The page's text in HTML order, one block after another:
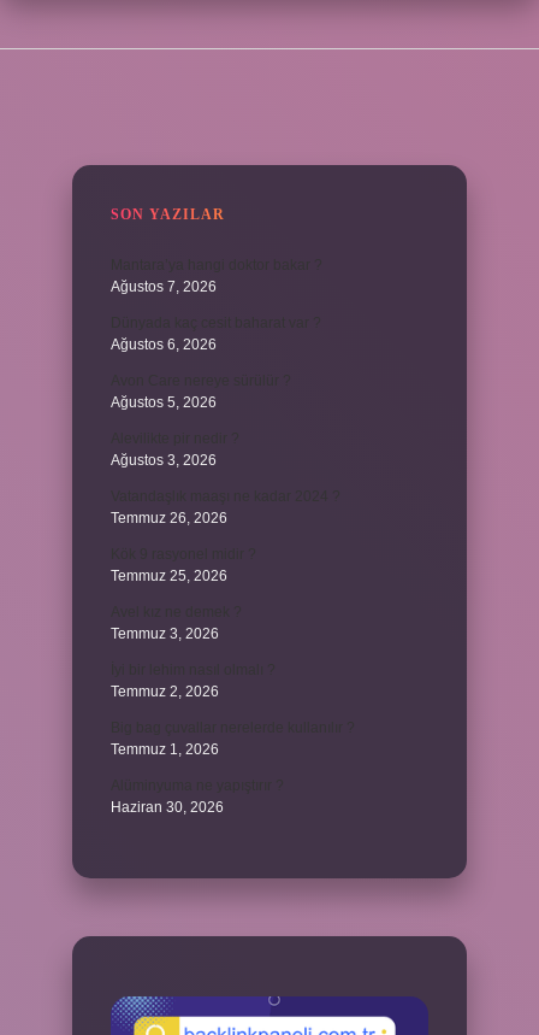
SON YAZILAR
Ağustos 7, 2026
Ağustos 6, 2026
Ağustos 5, 2026
Ağustos 3, 2026
Temmuz 26, 2026
Temmuz 25, 2026
Temmuz 3, 2026
Temmuz 2, 2026
Temmuz 1, 2026
Haziran 30, 2026